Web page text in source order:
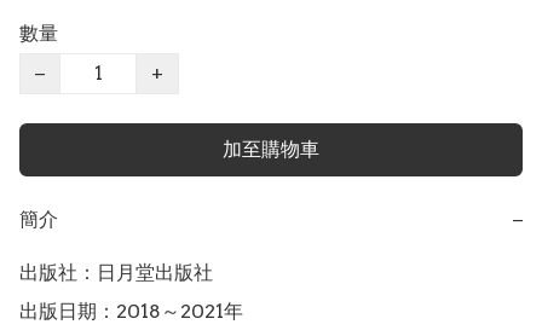
數量
−
+
加至購物車
簡介 −
出版社：日月堂出版社
出版日期：2018～2021年